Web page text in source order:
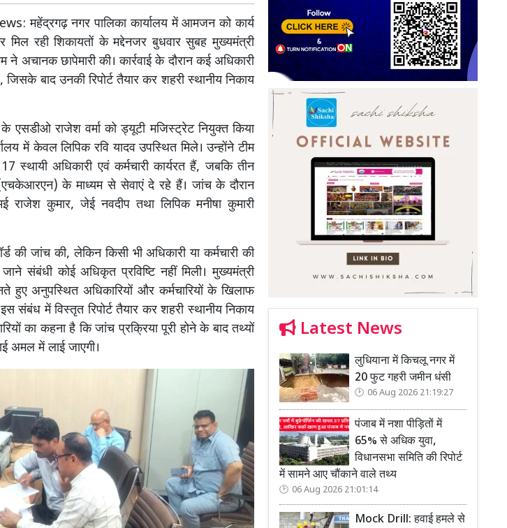
महेंद्रगढ़ नगर पालिका कार्यालय में आमजन को कार्य
मिल रही शिकायतों के मद्देनजर बुधवार सुबह मुख्यमंत्री
अचानक छापेमारी की। कार्रवाई के दौरान कई अधिकारी
बाद उनकी रिपोर्ट तैयार कर शहरी स्थानीय निकाय
के एसडीओ राजेश वर्मा को ड्यूटी मजिस्ट्रेट नियुक्त किया
में केवल लिपिक रवि यादव उपस्थित मिले। उन्होंने टीम
स्थायी अधिकारी एवं कर्मचारी कार्यरत हैं, जबकि तीन
(एचकेआरएन) के माध्यम से सेवाएं दे रहे हैं। जांच के दौरान
राजेश कुमार, जेई नवदीप तथा लिपिक मनीषा कुमारी
की जांच की, लेकिन किसी भी अधिकारी या कर्मचारी की
संबंधी कोई अधिकृत प्रविष्टि नहीं मिली। मुख्यमंत्री
हुए अनुपस्थित अधिकारियों और कर्मचारियों के खिलाफ
इस संबंध में विस्तृत रिपोर्ट तैयार कर शहरी स्थानीय निकाय
का कहना है कि जांच प्रक्रिया पूरी होने के बाद तथ्यों
अमल में लाई जाएगी।
Latest News
लुधियाना में किचलू नगर में
20 फुट गहरी जमीन धंसी
06 Aug 2026 21:19:27
पंजाब में नशा पीड़ितों में
65% से अधिक युवा,
विधानसभा समिति की रिपोर्ट
में सामने आए चौंकाने वाले तथ्य
06 Aug 2026 21:01:14
Mock Drill: हवाई हमले से